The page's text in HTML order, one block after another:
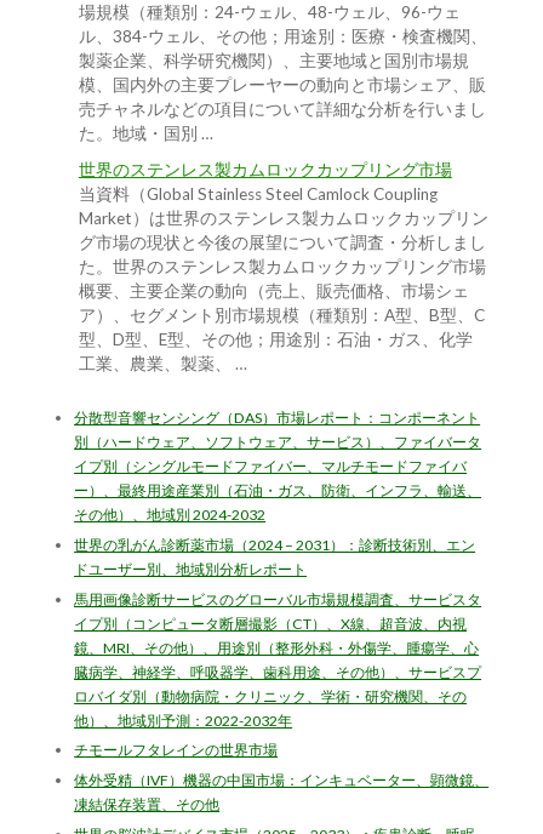
場規模（種類別：24-ウェル、48-ウェル、96-ウェ
ル、384-ウェル、その他；用途別：医療・検査機関、
製薬企業、科学研究機関）、主要地域と国別市場規
模、国内外の主要プレーヤーの動向と市場シェア、販
売チャネルなどの項目について詳細な分析を行いまし
た。地域・国別 …
世界のステンレス製カムロックカップリング市場
当資料（Global Stainless Steel Camlock Coupling
Market）は世界のステンレス製カムロックカップリン
グ市場の現状と今後の展望について調査・分析しまし
た。世界のステンレス製カムロックカップリング市場
概要、主要企業の動向（売上、販売価格、市場シェ
ア）、セグメント別市場規模（種類別：A型、B型、C
型、D型、E型、その他；用途別：石油・ガス、化学
工業、農業、製薬、 …
分散型音響センシング（DAS）市場レポート：コンポーネント
別（ハードウェア、ソフトウェア、サービス）、ファイバータ
イプ別（シングルモードファイバー、マルチモードファイバ
ー）、最終用途産業別（石油・ガス、防衛、インフラ、輸送、
その他）、地域別 2024-2032
世界の乳がん診断薬市場（2024 – 2031）：診断技術別、エン
ドユーザー別、地域別分析レポート
馬用画像診断サービスのグローバル市場規模調査、サービスタ
イプ別（コンピュータ断層撮影（CT）、X線、超音波、内視
鏡、MRI、その他）、用途別（整形外科・外傷学、腫瘍学、心
臓病学、神経学、呼吸器学、歯科用途、その他）、サービスプ
ロバイダ別（動物病院・クリニック、学術・研究機関、その
他）、地域別予測：2022-2032年
チモールフタレインの世界市場
体外受精（IVF）機器の中国市場：インキュベーター、顕微鏡、
凍結保存装置、その他